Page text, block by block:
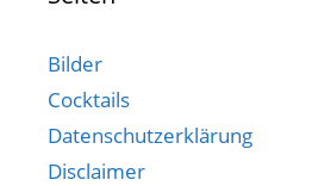
Bilder
Cocktails
Datenschutzerklärung
Disclaimer